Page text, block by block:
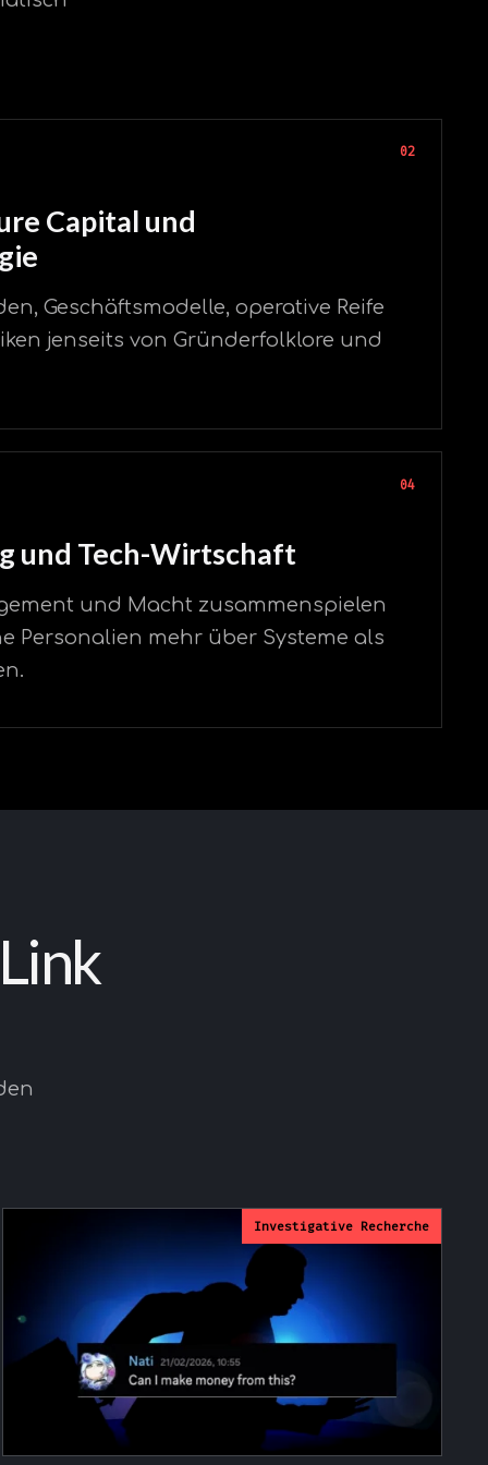
02
Capital und
Geschäftsmodelle, operative Reife
jenseits von Gründerfolklore und
04
und Tech-Wirtschaft
und Macht zusammenspielen
Personalien mehr über Systeme als
Investigative Recherche